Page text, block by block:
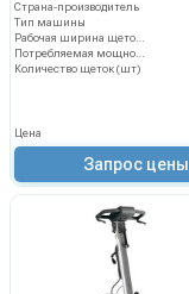
Страна-производитель
Тип машины
Рабочая ширина щеток (мм)
Потребляемая мощность (кВт)
Количество щеток (шт)
Цена
Запрос цены